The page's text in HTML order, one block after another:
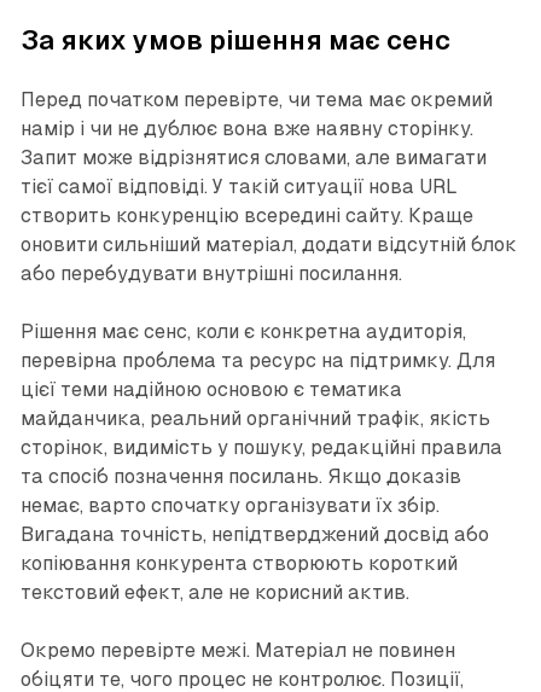
За яких умов рішення має сенс
Перед початком перевірте, чи тема має окремий
намір і чи не дублює вона вже наявну сторінку.
Запит може відрізнятися словами, але вимагати
тієї самої відповіді. У такій ситуації нова URL
створить конкуренцію всередині сайту. Краще
оновити сильніший матеріал, додати відсутній блок
або перебудувати внутрішні посилання.
Рішення має сенс, коли є конкретна аудиторія,
перевірна проблема та ресурс на підтримку. Для
цієї теми надійною основою є тематика
майданчика, реальний органічний трафік, якість
сторінок, видимість у пошуку, редакційні правила
та спосіб позначення посилань. Якщо доказів
немає, варто спочатку організувати їх збір.
Вигадана точність, непідтверджений досвід або
копіювання конкурента створюють короткий
текстовий ефект, але не корисний актив.
Окремо перевірте межі. Матеріал не повинен
обіцяти те, чого процес не контролює. Позиції,